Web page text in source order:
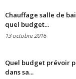
Chauffage salle de
quel budget...
13 octobre 2016
Quel budget prévoir
dans sa...